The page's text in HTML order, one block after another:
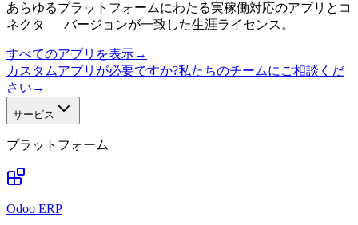
あらゆるプラットフォームにわたる実稼働対応のアプリとコ
ネクタ — バージョンが一致した生涯ライセンス。
すべてのアプリを表示→
カスタムアプリが必要ですか?私たちのチームにご相談くだ
さい →
サービス
プラットフォーム
Odoo ERP